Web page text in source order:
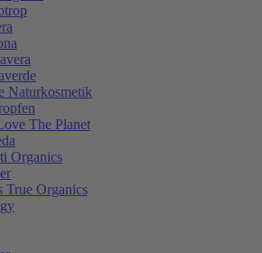
Naturkosmetik
The Planet
Organics
True Organics